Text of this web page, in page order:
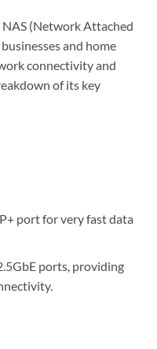
(Network Attached
and home
connectivity and
of its key
port for very fast data
ports, providing